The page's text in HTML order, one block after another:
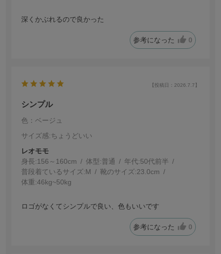
深くかぶれるので良かった
参考になった 0
【投稿日：2026.7.7】
シンプル
色：ベージュ
サイズ感:ちょうどいい
レオモモ
身長:156～160cm 体型:普通 年代:50代前半
普段着ているサイズ:M 靴のサイズ:23.0cm
体重:46kg~50kg
ロゴがなくてシンプルで良い、色もいいです
参考になった 0